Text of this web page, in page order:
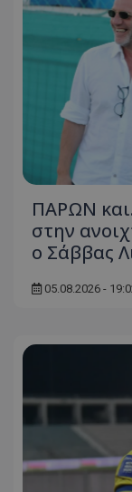
ΠΑΡΩΝ
στην
ο Σάββας
05.08.2026 -